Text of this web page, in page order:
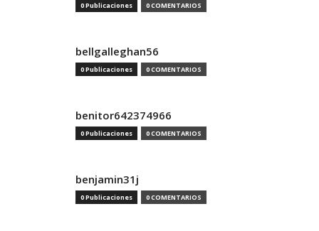
0 Publicaciones 0 COMENTARIOS
bellgalleghan56
0 Publicaciones 0 COMENTARIOS
benitor642374966
0 Publicaciones 0 COMENTARIOS
benjamin31j
0 Publicaciones 0 COMENTARIOS